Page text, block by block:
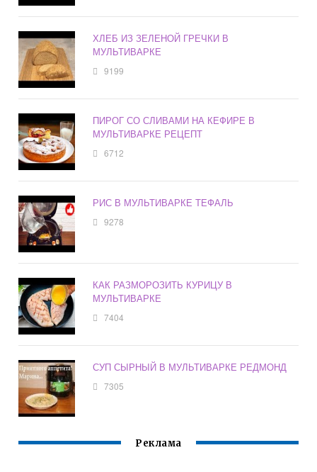
ХЛЕБ ИЗ ЗЕЛЕНОЙ ГРЕЧКИ В
МУЛЬТИВАРКЕ
9199
ПИРОГ СО СЛИВАМИ НА КЕФИРЕ В
МУЛЬТИВАРКЕ РЕЦЕПТ
6712
РИС В МУЛЬТИВАРКЕ ТЕФАЛЬ
9278
КАК РАЗМОРОЗИТЬ КУРИЦУ В
МУЛЬТИВАРКЕ
7404
СУП СЫРНЫЙ В МУЛЬТИВАРКЕ РЕДМОНД
7305
Реклама